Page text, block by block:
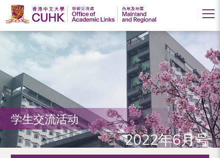
香
港
中
文
大
学
学
学生交流活动
2022年6月号